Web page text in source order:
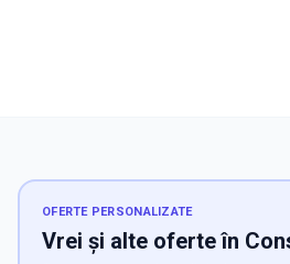
OFERTE PERSONALIZATE
Vrei și alte oferte în